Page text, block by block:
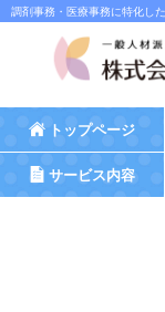
調剤事務・医療事務に特化し
トップページ
サービス内容